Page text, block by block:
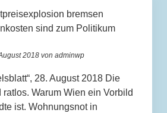
und Aufgaben
Wohnungsgesellschaft in
bremsen
sind zum Politikum
2018 von adminwp
28. August 2018 Die
ratlos. Warum Wien ein Vorbild
ist. Wohnungsnot in